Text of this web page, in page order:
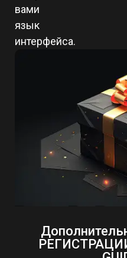
вами
язык
интерфейса.